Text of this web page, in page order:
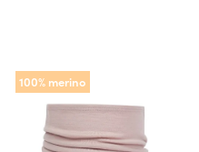
100% merino